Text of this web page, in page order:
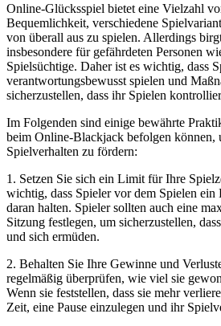
Online-Glücksspiel bietet eine Vielzahl
Bequemlichkeit, verschiedene
von überall aus zu spielen. Allerdings
insbesondere für gefährdeten Personen
Spielsüchtige. Daher ist es wichtig, dass
verantwortungsbewusst spielen und
sicherzustellen, dass ihr Spielen
Im Folgenden sind einige bewährte
beim Online-Blackjack befolgen können,
Spielverhalten zu fördern:
1. Setzen Sie sich ein Limit für Ihre
wichtig, dass Spieler vor dem Spielen ein
daran halten. Spieler sollten auch eine
Sitzung festlegen, um sicherzustellen,
und sich ermüden.
2. Behalten Sie Ihre Gewinne und
regelmäßig überprüfen, wie viel sie
Wenn sie feststellen, dass sie mehr
Zeit, eine Pause einzulegen und ihr